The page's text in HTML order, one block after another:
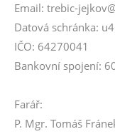
Email: trebic-
Datová schránka:
IČO: 64270041
Bankovní spojení:
Farář:
P. Mgr. Tomáš